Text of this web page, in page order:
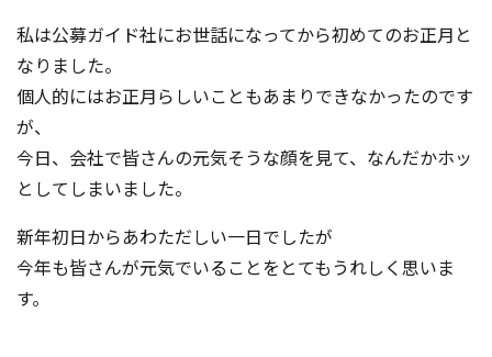
私は公募ガイド社にお世話になってから初めてのお正月と
なりました。
個人的にはお正月らしいこともあまりできなかったのです
が、
今日、会社で皆さんの元気そうな顔を見て、なんだかホッ
としてしまいました。
新年初日からあわただしい一日でしたが
今年も皆さんが元気でいることをとてもうれしく思いま
す。